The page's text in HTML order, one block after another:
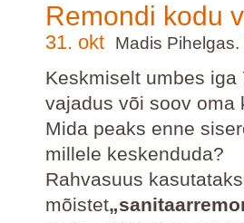
Remondi kodu
31. okt Madis
Keskmiselt umbes
vajadus või soov oma
Mida peaks enne
millele keskenduda?
Rahvasuus
mõistet